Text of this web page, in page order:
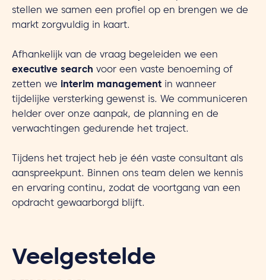
stellen we samen een profiel op en brengen we de
markt zorgvuldig in kaart.
Afhankelijk van de vraag begeleiden we een
executive search voor een vaste benoeming of
zetten we interim management in wanneer
tijdelijke versterking gewenst is. We communiceren
helder over onze aanpak, de planning en de
verwachtingen gedurende het traject.
Tijdens het traject heb je één vaste consultant als
aanspreekpunt. Binnen ons team delen we kennis
en ervaring continu, zodat de voortgang van een
opdracht gewaarborgd blijft.
Veelgestelde